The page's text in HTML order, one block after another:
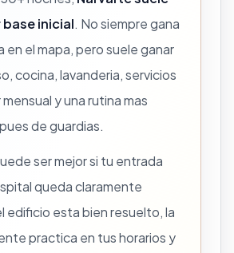
base inicial. No siempre gana
en el mapa, pero suele ganar
cocina, lavanderia, servicios
y una rutina mas
de guardias.
ser mejor si tu entrada
queda claramente
edificio esta bien resuelto, la
practica en tus horarios y